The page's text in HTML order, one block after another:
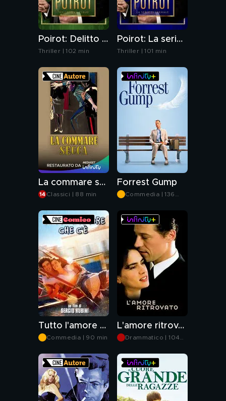
Poirot: Delitto in cielo
Thriller | 102 min
Poirot: La serie infernale
Thriller | 101 min
La commare secca
Classici | 88 min
Forrest Gump
Commedia | 136
Tutto l'amore che c'è
Commedia | 90 min
L'amore ritrovato
Drammatico | 104